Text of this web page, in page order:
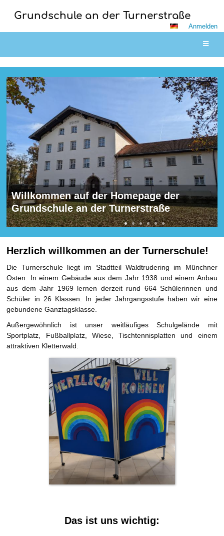
Grundschule an der Turnerstraße
Anmelden
Willkommen auf der Homepage der
Grundschule an der Turnerstraße
Herzlich willkommen an der Turnerschule!
Die Turnerschule liegt im Stadtteil Waldtrudering im Münchner
Osten. In einem Gebäude aus dem Jahr 1938 und einem Anbau
aus dem Jahr 1969 lernen derzeit rund 664 Schülerinnen und
Schüler in 26 Klassen. In jeder Jahrgangsstufe haben wir eine
gebundene Ganztagsklasse.
Außergewöhnlich ist unser weitläufiges Schulgelände mit
Sportplatz, Fußballplatz, Wiese, Tischtennisplatten und einem
attraktiven Kletterwald.
Das ist uns wichtig: